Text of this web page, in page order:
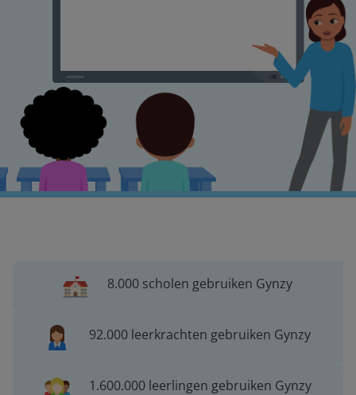
8.000 scholen gebruiken Gynzy
92.000 leerkrachten gebruiken Gynzy
1.600.000 leerlingen gebruiken Gynzy